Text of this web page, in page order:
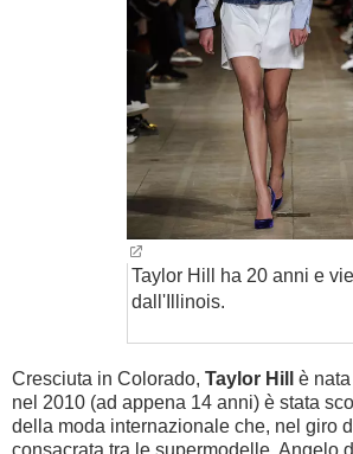
Taylor Hill ha 20 anni e
dall'Illinois.
Cresciuta in Colorado, Taylor Hill
è
nel 2010 (ad appena 14 anni) è stata
della moda internazionale che, nel giro
consacrata tra le supermodelle. Angelo